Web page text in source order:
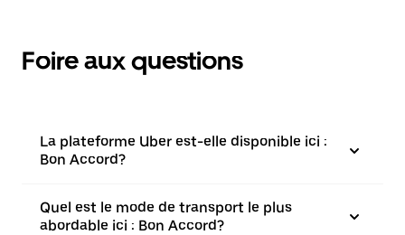
Foire aux questions
La plateforme Uber est-elle disponible ici :
Bon Accord?
Quel est le mode de transport le plus
abordable ici : Bon Accord?